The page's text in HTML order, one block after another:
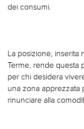
dei consumi.
La posizione, inserita
Terme, rende questa
per chi desidera
una zona apprezzata
rinunciare alla